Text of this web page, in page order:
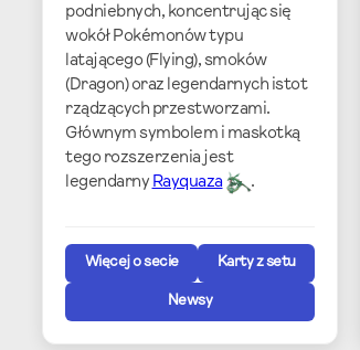
podniebnych, koncentrując się
wokół Pokémonów typu
latającego (Flying), smoków
(Dragon) oraz legendarnych istot
rządzących przestworzami.
Głównym symbolem i maskotką
tego rozszerzenia jest
legendarny Rayquaza .
Więcej o secie Karty z setu
Newsy